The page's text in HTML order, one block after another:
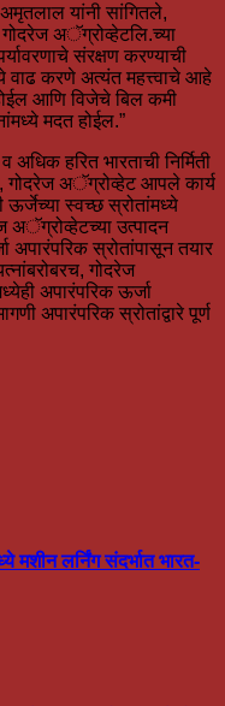
यांनी सांगितले,
अॅग्रोव्हेटलि.च्या
संरक्षण करण्याची
वाढ करणे अत्यंत महत्त्वाचे आहे
आणि विजेचे बिल कमी
मदत होईल.”
हरित भारताची निर्मिती
गोदरेज अॅग्रोव्हेट आपले कार्य
ऊर्जेच्या स्वच्छ स्रोतांमध्ये
अॅग्रोव्हेटच्या उत्पादन
अपारंपरिक स्रोतांपासून तयार
गोदरेज
अपारंपरिक ऊर्जा
अपारंपरिक स्रोतांद्वारे पूर्ण
मशीन लर्निंग संदर्भात भारत-